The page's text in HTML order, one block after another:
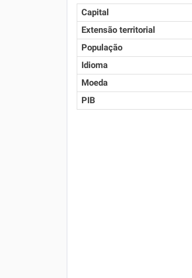
Capital
Extensão territorial
População
Idioma
Moeda
PIB